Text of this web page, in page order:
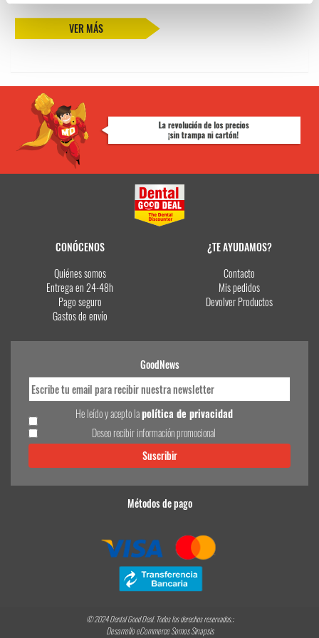
VER MÁS
CONÓCENOS
Quiénes somos
Entrega en 24-48h
Pago seguro
Gastos de envío
¿TE AYUDAMOS?
Contacto
Mis pedidos
Devolver Productos
GoodNews
He leído y acepto lapolítica de privacidad
Deseo recibir información promocional
Métodos de pago
© 2024 Dental Good Deal. Todos los derechos reservados.;
Desarrollo eCommerce Somos Sinapsis